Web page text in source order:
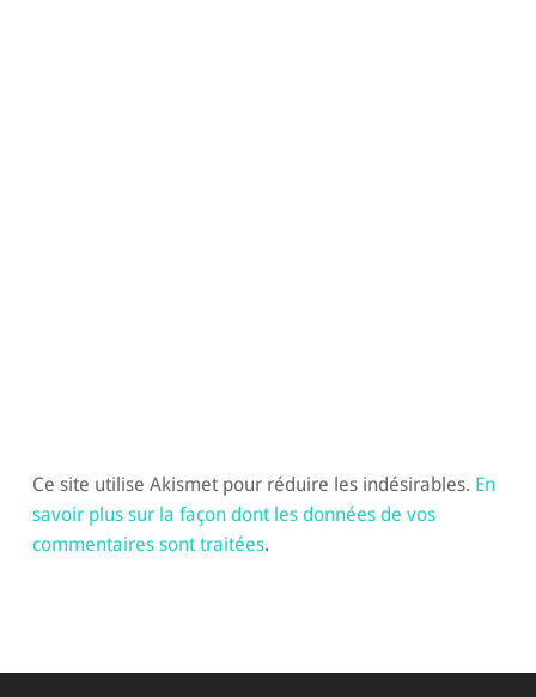
Ce site utilise Akismet pour réduire les indésirables. En
savoir plus sur la façon dont les données de vos
commentaires sont traitées.